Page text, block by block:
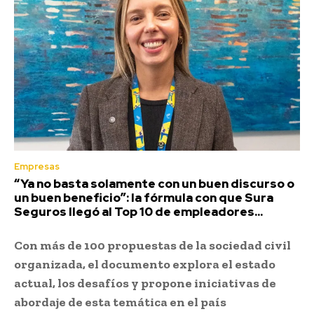
Empresas
“Ya no basta solamente con un buen discurso o
un buen beneficio”: la fórmula con que Sura
Seguros llegó al Top 10 de empleadores...
Con más de 100 propuestas de la sociedad civil
organizada, el documento explora el estado
actual, los desafíos y propone iniciativas de
abordaje de esta temática en el país